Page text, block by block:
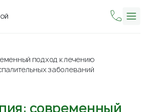
подход к лечению
заболеваний
современный